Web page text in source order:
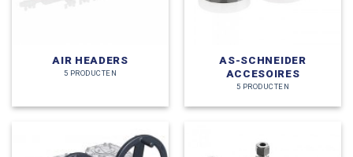
AIR HEADERS
5 PRODUCTEN
AS-SCHNEIDER
ACCESOIRES
5 PRODUCTEN